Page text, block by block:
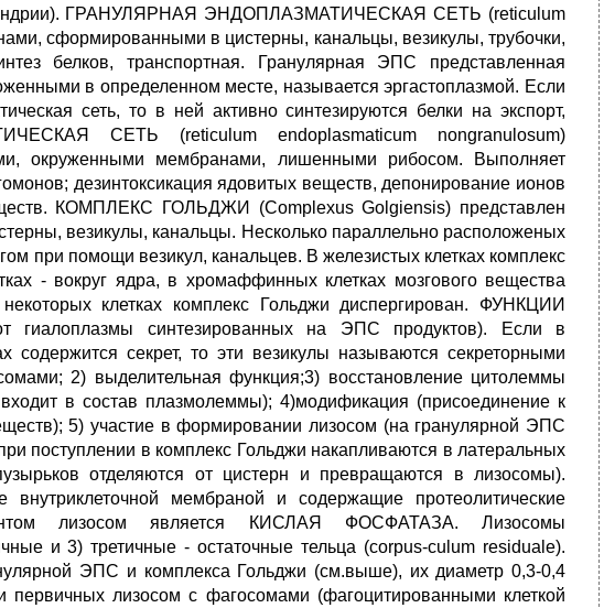
ГРАНУЛЯРНАЯ ЭНДОПЛАЗМАТИЧЕСКАЯ СЕТЬ (reticulum
сформированными в цистерны, канальцы, везикулы, трубочки,
белков, транспортная. Гранулярная ЭПС представленная
в определенном месте, называется эргастоплазмой. Если
сеть, то в ней активно синтезируются белки на экспорт,
СЕТЬ (reticulum endoplasmaticum nongranulosum)
окруженными мембранами, лишенными рибосом. Выполняет
дезинтоксикация ядовитых веществ, депонирование ионов
КОМПЛЕКС ГОЛЬДЖИ (Complexus Golgiensis) представлен
везикулы, канальцы. Несколько параллельно расположеных
при помощи везикул, канальцев. В железистых клетках комплекс
- вокруг ядра, в хромаффинных клетках мозгового вещества
клетках комплекс Гольджи диспергирован. ФУНКЦИИ
гиалоплазмы синтезированных на ЭПС продуктов). Если в
содержится секрет, то эти везикулы называются секреторными
2) выделительная функция;3) восстановление цитолеммы
в состав плазмолеммы); 4)модификация (присоединение к
5) участие в формировании лизосом (на гранулярной ЭПС
поступлении в комплекс Гольджи накапливаются в латеральных
отделяются от цистерн и превращаются в лизосомы).
мембраной и содержащие протеолитические
лизосом является КИСЛАЯ ФОСФАТАЗА. Лизосомы
и 3) третичные - остаточные тельца (corpus-culum residuale).
ЭПС и комплекса Гольджи (см.выше), их диаметр 0,3-0,4
лизосом с фагосомами (фагоцитированными клеткой